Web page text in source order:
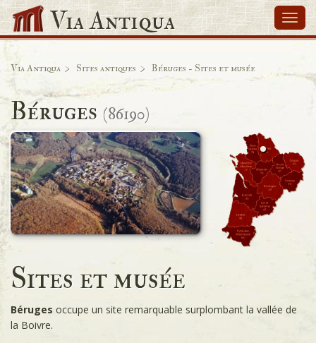
Via Antiqua
Via Antiqua Sites antiques Béruges - Sites et musée
Béruges (86190)
Sites et musée
Béruges occupe un site remarquable surplombant la vallée de
la Boivre.